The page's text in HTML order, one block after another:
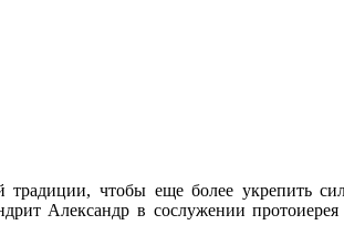
традиции, чтобы еще более укрепить
Александр в сослужении